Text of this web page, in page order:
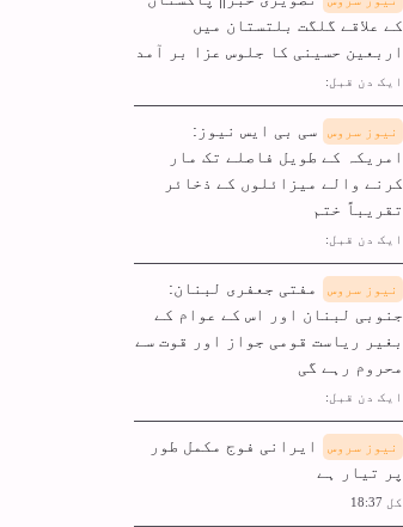
کے علاقے گلگت بلتستان میں
اربعین حسینی کا جلوس عزا بر آمد
ایک دن قبل:
نیوز سروس
سی بی ایس نیوز:
امریکہ کے طویل فاصلے تک مار
کرنے والے میزائلوں کے ذخائر
تقریباً ختم
ایک دن قبل:
نیوز سروس
مفتی جعفری لبنان:
جنوبی لبنان اور اس کے عوام کے
بغیر ریاست قومی جواز اور قوت سے
محروم رہے گی
ایک دن قبل:
نیوز سروس
ایرانی فوج مکمل طور
پر تیار ہے
کل 18:37